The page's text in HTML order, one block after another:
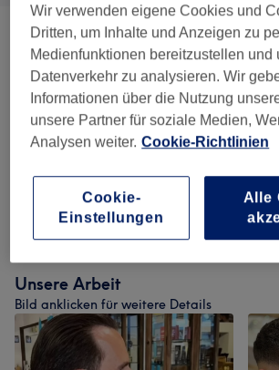
Herren Pakete (4)
Herren - Shaves & Trims (5)
Damen - Haarschnitte & Stylings 6
Farbe & Coloration (5)
Kinder - Haarschnitte & Stylings 1)
Unsere Arbeit
Bild anklicken für weitere Details
Wir verwenden eigene Cookies und
Dritten, um Inhalte und Anzeigen zu
Medienfunktionen bereitzustellen und
Datenverkehr zu analysieren. Wir
Informationen über die Nutzung
unsere Partner für soziale Medien,
Analysen weiter. Cookie-Richtlinien
Cookie-
Einstellungen
Alle